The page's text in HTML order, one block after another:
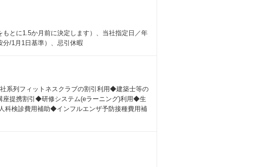
とに1.5か月前に決定します）、当社指定日／年
/1月1日基準）、忌引休暇
列フィットネスクラブの割引利用◆建築士等の
座提携割引◆研修システム(eラーニング)利用◆生
検診費用補助◆インフルエンザ予防接種費用補